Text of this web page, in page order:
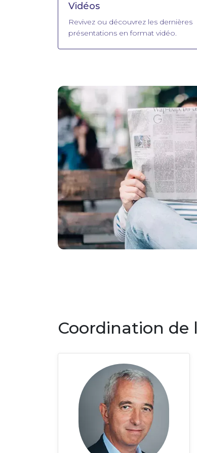
Vidéos
Revivez ou découvrez les dernières
présentations en format vidéo.
Image
Coordination de